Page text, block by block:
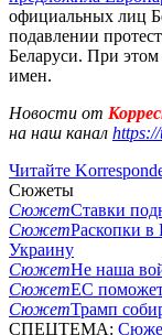
официальных лиц
подавлении
Беларуси. При этом
имен.
Новости от
на наш канал
Читайте
Сюжеты
СюжетСтавки
СюжетРаскопки в
Украину
СюжетНе наша
СюжетЕС
СюжетТрамп
СПЕЦТЕМА: